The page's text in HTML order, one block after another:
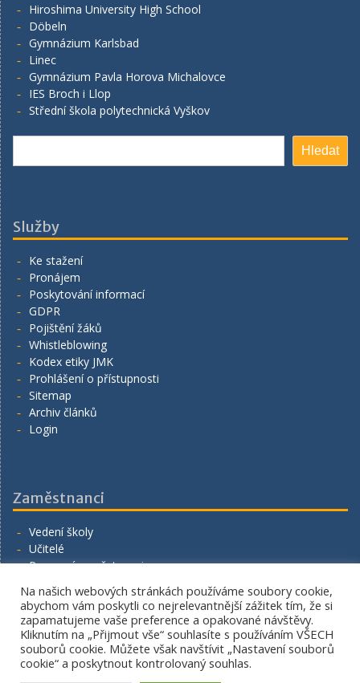
Hiroshima University High School
Döbeln
Gymnázium Karlsbad
Linec
Gymnázium Pavla Horova Michalovce
IES Broch i Llop
Střední škola polytechnická Vyškov
Hledat
Služby
Ke stažení
Pronájem
Poskytování informací
GDPR
Pojištění žáků
Whistleblowing
Kodex etiky JMK
Prohlášení o přístupnosti
Sitemap
Archiv článků
Login
Zaměstnanci
Vedení školy
Učitelé
Provozní zaměstnanci
Napište nám
Copyright. All rights reserved.
Na našich webových stránkách používáme soubory cookie,
abychom vám poskytli co nejrelevantnější zážitek tím, že si
zapamatujeme vaše preference a opakované návštěvy.
Kliknutím na „Přijmout vše“ souhlasíte s používáním VŠECH
souborů cookie. Můžete však navštívit „Nastavení souborů
cookie“ a poskytnout kontrolovaný souhlas.